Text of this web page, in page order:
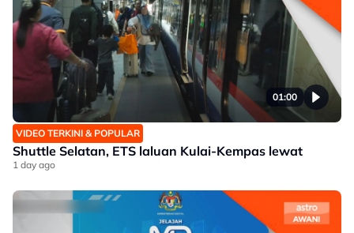
01:00
VIDEO TERKINI & POPULAR
Shuttle Selatan, ETS laluan Kulai-Kempas lewat
1 day ago